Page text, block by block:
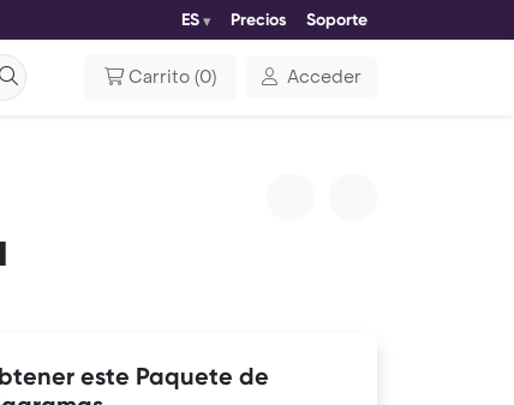
ES Precios Soporte
Carrito (0) Acceder
este Paquete de